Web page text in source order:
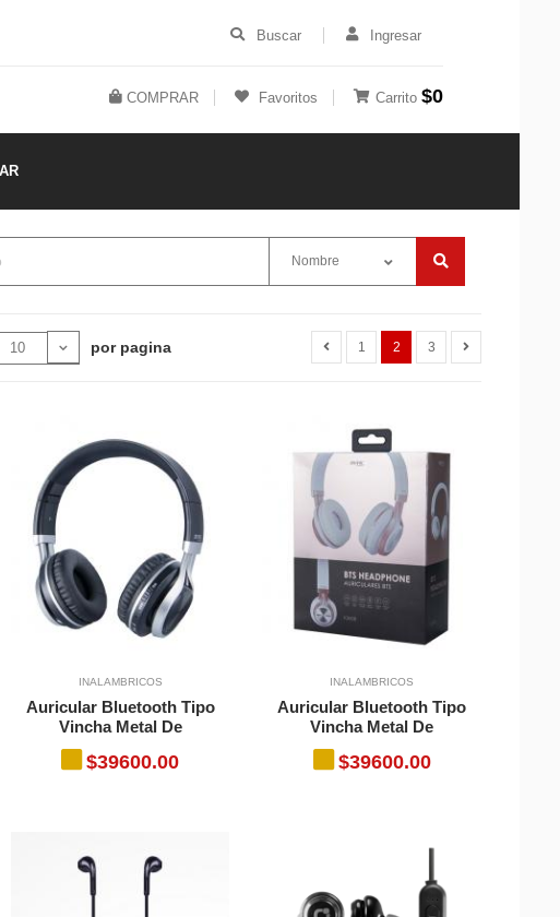
Buscar Ingresar
COMPRAR Favoritos Carrito $0
Nombre
1 2 3
por pagina
INALAMBRICOS
Auricular Bluetooth Tipo
Vincha Metal De
$39600.00
INALAMBRICOS
Auricular Bluetooth Tipo
Vincha Metal De
$39600.00